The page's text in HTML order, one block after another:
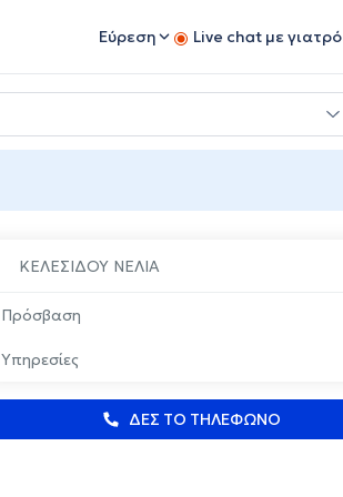
Εύρεση Live chat με γιατρό
ΚΕΛΕΣΙΔΟΥ ΝΕΛΙΑ
Πρόσβαση
Υπηρεσίες
ΔΕΣ ΤΟ ΤΗΛΕΦΩΝΟ